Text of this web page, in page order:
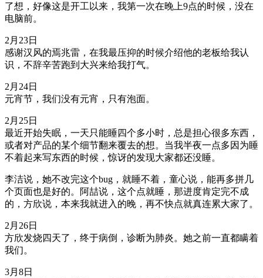
了想，好像这是开工以来，我第一次在晚上9点的时候，没在
电脑前。
2月23日
感谢汉风的焉兆雷，在我最压抑的时候介绍他的老板给我认
识，不辞辛苦跑到大兴来给我打气。
2月24日
元宵节，我们没有元宵，只有泡面。
2月25日
最近开始失眠，一天只能睡四个多小时，总是担心很多东西，
或者对产品的某个细节翻来覆去的想。当我半夜一点多因为睡
不着起来写东西的时候，惊讶的发现大家都还没睡。
李洁说，她不改完这个bug，就睡不着，童心说，能再多拼几
个页面也是好的。阿喆说，这个点就睡，那进度肯定完不成
的，方欣说，本来我就进入的晚，再不快点就真连累大家了。
2月26日
方欣发烧四天了，终于病倒，诊断为肺炎。她之前一直都瞒着
我们。
3月8日